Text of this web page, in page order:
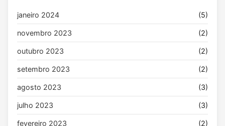
janeiro 2024 (5)
novembro 2023 (2)
outubro 2023 (2)
setembro 2023 (2)
agosto 2023 (3)
julho 2023 (3)
fevereiro 2023 (2)